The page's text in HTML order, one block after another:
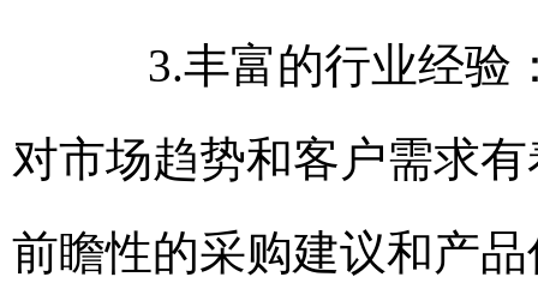
3.丰富的行业经验：
对市场趋势和客户需求
前瞻性的采购建议和产